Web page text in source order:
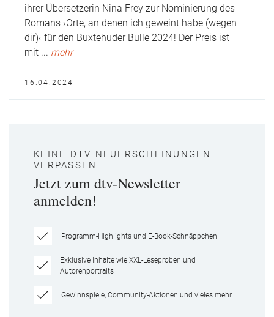
ihrer Übersetzerin Nina Frey zur Nominierung des
Romans ›Orte, an denen ich geweint habe (wegen
dir)‹ für den Buxtehuder Bulle 2024! Der Preis ist
mit ... mehr
16.04.2024
KEINE DTV NEUERSCHEINUNGEN
VERPASSEN
Jetzt zum dtv-Newsletter
anmelden!
Programm-Highlights und E-Book-Schnäppchen
Exklusive Inhalte wie XXL-Leseproben und
Autorenportraits
Gewinnspiele, Community-Aktionen und vieles mehr